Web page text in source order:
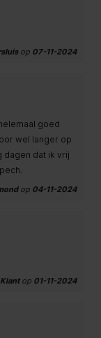
op 07-11-2024
goed
wel langer op
dagen dat ik vrij
op 04-11-2024
Klantop 01-11-2024